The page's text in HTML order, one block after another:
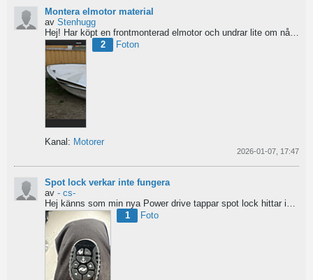
Montera elmotor material
av Stenhugg
Hej! Har köpt en frontmonterad elmotor och undrar lite om nån har någon tips hur man ska börja bygga...
2
Foton
Kanal: Motorer
2026-01-07, 17:47
Spot lock verkar inte fungera
av - cs-
Hej känns som min nya Power drive tappar spot lock hittar inga manualer eller tips...
1
Foto